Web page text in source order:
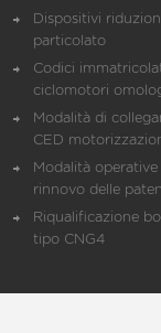
Dispositivi
particolato
Codici
ciclomotori
Modalità di
CED
Modalità operative
rinnovo delle
Riqualificazione
tipo CNG4